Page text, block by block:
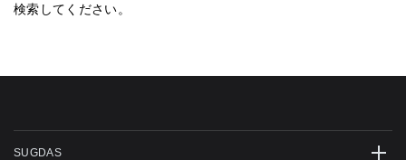
検索してください。
SUGDAS